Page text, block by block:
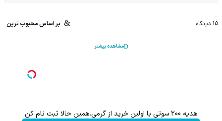
15 دیدگاه بر اساس محبوب ترین
مشاهده بیشتر
هدیه 200 سوتی با اولین خرید از گرمی،همین حالا ثبت نام کن